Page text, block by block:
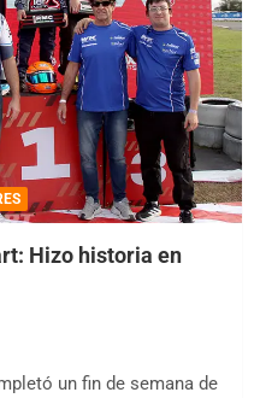
Hizo historia en
un fin de semana de